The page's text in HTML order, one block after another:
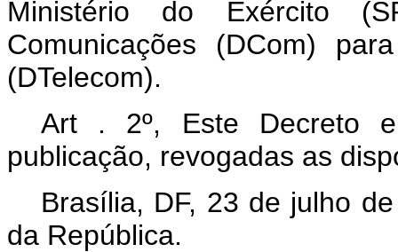
Ministério do Exército
Comunicações (DCom)
(DTelecom).
Art . 2º, Este Decreto
publicação, revogadas as
Brasília, DF, 23 de julho
da República.